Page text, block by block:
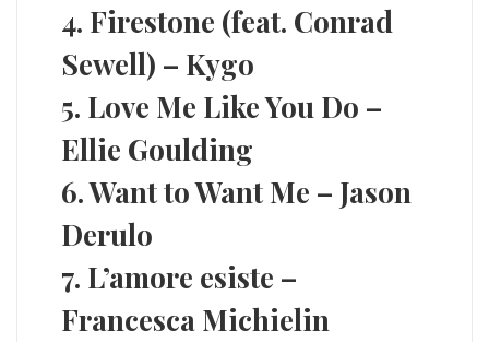
4. Firestone (feat. Conrad
Sewell) – Kygo
5. Love Me Like You Do –
Ellie Goulding
6. Want to Want Me – Jason
Derulo
7. L’amore esiste –
Francesca Michielin